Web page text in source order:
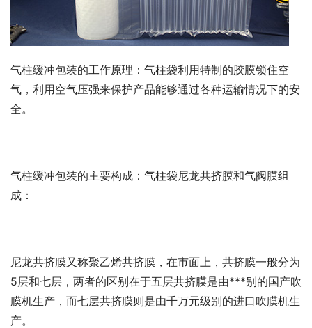
气柱缓冲包装的工作原理：气柱袋利用特制的胶膜锁住空
气，利用空气压强来保护产品能够通过各种运输情况下的安
全。
气柱缓冲包装的主要构成：气柱袋尼龙共挤膜和气阀膜组
成：
尼龙共挤膜又称聚乙烯共挤膜，在市面上，共挤膜一般分为
5层和七层，两者的区别在于五层共挤膜是由***别的国产吹
膜机生产，而七层共挤膜则是由千万元级别的进口吹膜机生
产。